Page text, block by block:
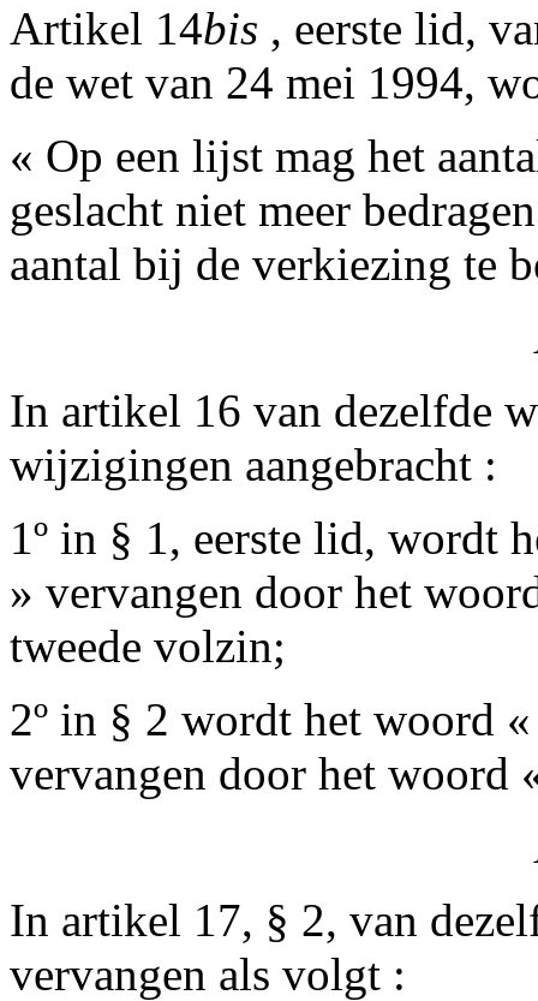
Artikel 14bis , eerste lid,
de wet van 24 mei 1994,
« Op een lijst mag het
geslacht niet meer
aantal bij de verkiezing te
In artikel 16 van dezelfde
wijzigingen aangebracht :
1º in § 1, eerste lid, wordt
» vervangen door het
tweede volzin;
2º in § 2 wordt het woord
vervangen door het woord
In artikel 17, § 2, van
vervangen als volgt :